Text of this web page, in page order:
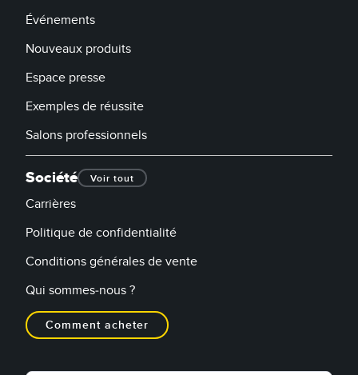
Événements
Nouveaux produits
Espace presse
Exemples de réussite
Salons professionnels
Société Voir tout
Carrières
Politique de confidentialité
Conditions générales de vente
Qui sommes-nous ?
Comment acheter